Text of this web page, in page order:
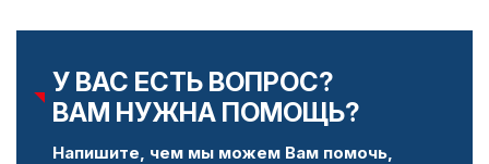
У ВАС ЕСТЬ ВОПРОС?
ВАМ НУЖНА ПОМОЩЬ?
Напишите, чем мы можем Вам помочь,